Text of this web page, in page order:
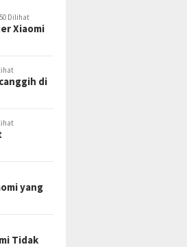
Dilihat
Xiaomi
di
yang
Tidak